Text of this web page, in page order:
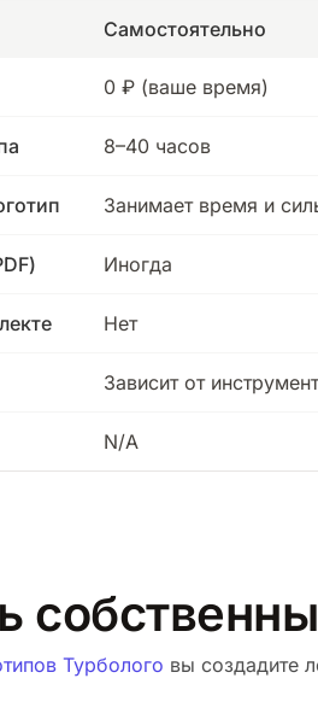
Самостоятельно
0 ₽ (ваше время)
8–40 часов
Занимает время и
Иногда
Нет
Зависит от
N/A
Турболого вы создадите